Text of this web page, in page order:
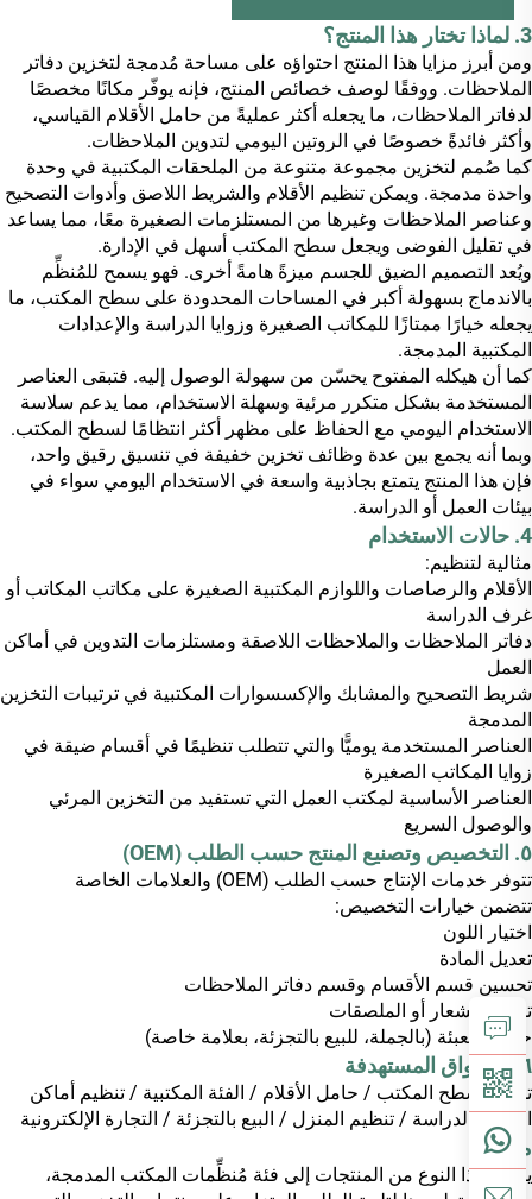
3. لماذا تختار هذا المنتج؟
ومن أبرز مزايا هذا المنتج احتواؤه على مساحة مُدمجة لتخزين دفاتر
الملاحظات. ووفقًا لوصف خصائص المنتج، فإنه يوفّر مكانًا مخصصًا
لدفاتر الملاحظات، ما يجعله أكثر عمليةً من حامل الأقلام القياسي،
وأكثر فائدةً خصوصًا في الروتين اليومي لتدوين الملاحظات.
كما صُمم لتخزين مجموعة متنوعة من الملحقات المكتبية في وحدة
واحدة مدمجة. ويمكن تنظيم الأقلام والشريط اللاصق وأدوات التصحيح
وعناصر الملاحظات وغيرها من المستلزمات الصغيرة معًا، مما يساعد
في تقليل الفوضى ويجعل سطح المكتب أسهل في الإدارة.
ويُعد التصميم الضيق للجسم ميزةً هامةً أخرى. فهو يسمح للمُنظِّم
بالاندماج بسهولة أكبر في المساحات المحدودة على سطح المكتب، ما
يجعله خيارًا ممتازًا للمكاتب الصغيرة وزوايا الدراسة والإعدادات
المكتبية المدمجة.
كما أن هيكله المفتوح يحسّن من سهولة الوصول إليه. فتبقى العناصر
المستخدمة بشكل متكرر مرئية وسهلة الاستخدام، مما يدعم سلاسة
الاستخدام اليومي مع الحفاظ على مظهر أكثر انتظامًا لسطح المكتب.
وبما أنه يجمع بين عدة وظائف تخزين خفيفة في تنسيق رقيق واحد،
فإن هذا المنتج يتمتع بجاذبية واسعة في الاستخدام اليومي سواء في
بيئات العمل أو الدراسة.
4. حالات الاستخدام
مثالية لتنظيم:
الأقلام والرصاصات واللوازم المكتبية الصغيرة على مكاتب المكاتب أو
غرف الدراسة
دفاتر الملاحظات والملاحظات اللاصقة ومستلزمات التدوين في أماكن
العمل
شريط التصحيح والمشابك والإكسسوارات المكتبية في ترتيبات التخزين
المدمجة
العناصر المستخدمة يوميًّا والتي تتطلب تنظيمًا في أقسام ضيقة في
زوايا المكاتب الصغيرة
العناصر الأساسية لمكتب العمل التي تستفيد من التخزين المرئي
والوصول السريع
٥. التخصيص وتصنيع المنتج حسب الطلب (OEM)
تتوفر خدمات الإنتاج حسب الطلب (OEM) والعلامات الخاصة
تتضمن خيارات التخصيص:
اختيار اللون
تعديل المادة
تحسين قسم الأقسام وقسم دفاتر الملاحظات
تطوير الشعار أو الملصقات
حلول التعبئة (بالجملة، للبيع بالتجزئة، بعلامة خاصة)
٦. الأسواق المستهدفة
تخزين سطح المكتب / حامل الأقلام / الفئة المكتبية / تنظيم أماكن
العمل والدراسة / تنظيم المنزل / البيع بالتجزئة / التجارة الإلكترونية
مقدمة
ينتمي هذا النوع من المنتجات إلى فئة مُنظِّمات المكتب المدمجة،